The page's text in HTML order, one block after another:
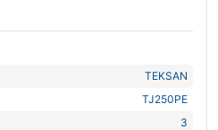
TEKSAN
TJ250PE
3